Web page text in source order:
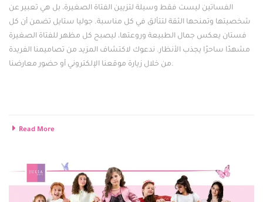
الفساتين ليست فقط وسيلة لتزيين الفتاة الصغيرة، بل هي تعبير عن
شخصيتها وتمنحها الثقة لتتألق في كل مناسبة. جوليا ستايل تضمن أن كل
فستان يعكس جمال الطبيعة وروعتها، ليصبح كل مظهر للفتاة الصغيرة
مشهدًا ساحرًا يجذب الأنظار. ندعوك لاكتشاف المزيد من تصاميمنا الفريدة
من خلال زيارة موقعنا الإلكتروني أو حضور معارضنا.
Read More